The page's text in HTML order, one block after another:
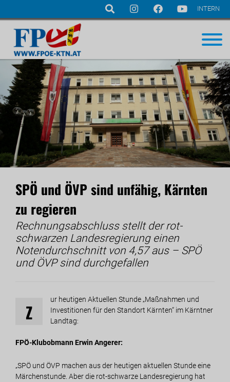
Navigation
überspringen
INTERN
SPÖ und ÖVP sind unfähig, Kärnten
zu regieren
Rechnungsabschluss stellt der rot-
schwarzen Landesregierung einen
Notendurchschnitt von 4,57 aus – SPÖ
und ÖVP sind durchgefallen
Z
ur heutigen Aktuellen Stunde „Maßnahmen und
Investitionen für den Standort Kärnten“ im Kärntner
Landtag:
FPÖ-Klubobmann Erwin Angerer:
„SPÖ und ÖVP machen aus der heutigen aktuellen Stunde eine
Märchenstunde. Aber die rot-schwarze Landesregierung hat